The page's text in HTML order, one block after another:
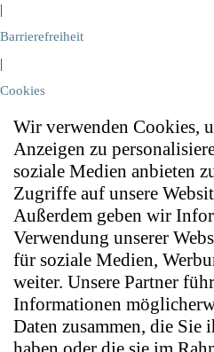
|
Barrierefreiheit
|
Cookies
Wir verwenden Cookies,
Anzeigen zu
soziale Medien anbieten
Zugriffe auf unsere
Außerdem geben wir
Verwendung unserer
für soziale Medien,
weiter. Unsere Partner
Informationen
Daten zusammen, die Sie